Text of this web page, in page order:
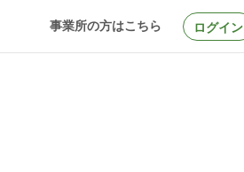
事業所の方はこちら ログイン